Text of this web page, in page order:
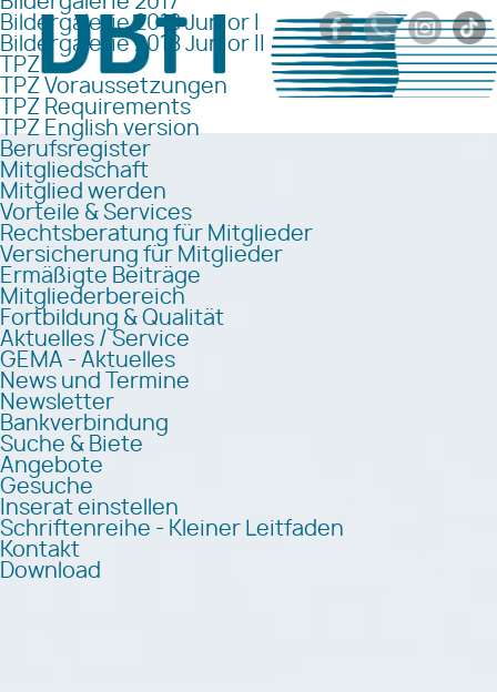
Bildergalerie 2018 Junior I
Bildergalerie 2018 Junior II
TPZ
TPZ Voraussetzungen
TPZ Requirements
TPZ English version
Berufsregister
Mitgliedschaft
Mitglied werden
Vorteile & Services
Rechtsberatung für Mitglieder
Versicherung für Mitglieder
Ermäßigte Beiträge
Mitgliederbereich
Fortbildung & Qualität
Aktuelles / Service
GEMA - Aktuelles
News und Termine
Newsletter
Bankverbindung
Suche & Biete
Angebote
Gesuche
Inserat einstellen
Schriftenreihe - Kleiner Leitfaden
Kontakt
Download